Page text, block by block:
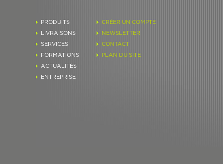
PRODUITS
LIVRAISONS
SERVICES
FORMATIONS
ACTUALITÉS
ENTREPRISE
CRÉER UN COMPTE
NEWSLETTER
CONTACT
PLAN DU SITE